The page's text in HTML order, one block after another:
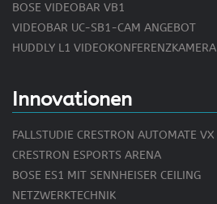
Innovationen
BOSE VIDEOBAR VB1
VIDEOBAR UC-SB1-CAM ANGEBOT
HUDDLY L1 VIDEOKONFERENZKAMERA
FALLSTUDIE CRESTRON AUTOMATE VX
CRESTRON ESPORTS ARENA
BOSE ES1 MIT SENNHEISER CEILING
NETZWERKTECHNIK